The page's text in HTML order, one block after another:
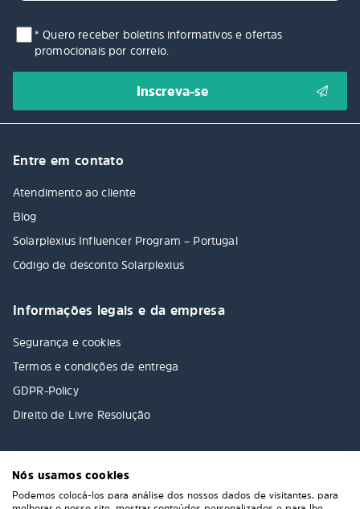
* Quero receber boletins informativos e ofertas
promocionais por correio.
Entre em contato
Atendimento ao cliente
Blog
Solarplexius Influencer Program – Portugal
Código de desconto Solarplexius
Informações legais e da empresa
Segurança e cookies
Termos e condições de entrega
GDPR-Policy
Direito de Livre Resolução
Nós usamos cookies
Podemos colocá-los para análise dos nossos dados de visitantes, para